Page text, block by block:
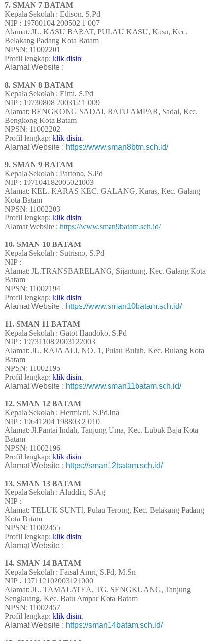
7. SMAN 7 BATAM
Kepala Sekolah : Edison, S.Pd
NIP : 19700104 200502 1 007
Alamat: JL. KASU BARAT, PULAU KASU, Kasu, Kec.
Belakang Padang Kota Batam
NPSN: 11002201
Profil lengkap: klik disini
Alamat Website :
8. SMAN 8 BATAM
Kepala Sekolah : Elmi, S.Pd
NIP : 19730808 200312 1 009
Alamat: BENGKONG SADAI, BATU AMPAR, Sadai, Kec.
Bengkong Kota Batam
NPSN: 11002202
Profil lengkap: klik disini
Alamat Website : https://www.sman8btm.sch.id/
9. SMAN 9 BATAM
Kepala Sekolah : Partono, S.Pd
NIP : 197104182005021003
Alamat: KEL. KARAS KEC. GALANG, Karas, Kec. Galang
Kota Batam
NPSN: 11002203
Profil lengkap: klik disini
Alamat Website : https://www.sman9batam.sch.id/
10. SMAN 10 BATAM
Kepala Sekolah : Sutrisno, S.Pd
NIP :
Alamat: JL.TRANSBARELANG, Sijantung, Kec. Galang Kota
Batam
NPSN: 11002194
Profil lengkap: klik disini
Alamat Website : https://www.sman10batam.sch.id/
11. SMAN 11 BATAM
Kepala Sekolah : Gatot Handoko, S.Pd
NIP : 19731108 2003122003
Alamat: JL. RAJA ALI, NO. 1, Pulau Buluh, Kec. Bulang Kota
Batam
NPSN: 11002195
Profil lengkap: klik disini
Alamat Website : https://www.sman11batam.sch.id/
12. SMAN 12 BATAM
Kepala Sekolah : Hermiani, S.Pd.Ina
NIP : 19641204 198803 2 010
Alamat: Jl.Pantai Indah, Tanjung Uma, Kec. Lubuk Baja Kota
Batam
NPSN: 11002196
Profil lengkap: klik disini
Alamat Website : https://sman12batam.sch.id/
13. SMAN 13 BATAM
Kepala Sekolah : Aluddin, S.Ag
NIP :
Alamat: TELUK SUNTI, Pulau Terong, Kec. Belakang Padang
Kota Batam
NPSN: 11002455
Profil lengkap: klik disini
Alamat Website :
14. SMAN 14 BATAM
Kepala Sekolah : Faisal Amri, S.Pd, M.Sn
NIP : 197112102003121000
Alamat: JL. TAMALATEA, TG. SENGKUANG, Tanjung
Sengkuang, Kec. Batu Ampar Kota Batam
NPSN: 11002457
Profil lengkap: klik disini
Alamat Website : https://sman14batam.sch.id/